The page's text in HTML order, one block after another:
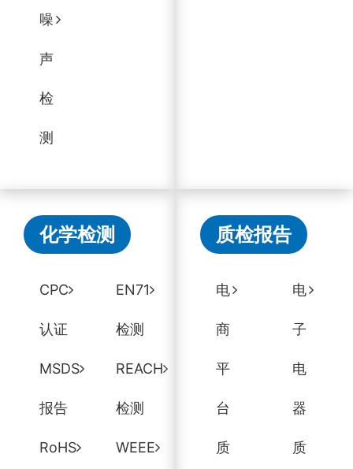
噪
声
检
测
化学检测
CPC
认证
EN71
检测
MSDS
报告
REACH
检测
RoHS WEEE
质检报告
电
商
平
台
质
电
子
电
器
质